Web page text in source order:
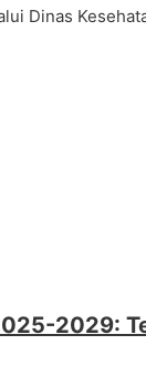
Dinas
2029: